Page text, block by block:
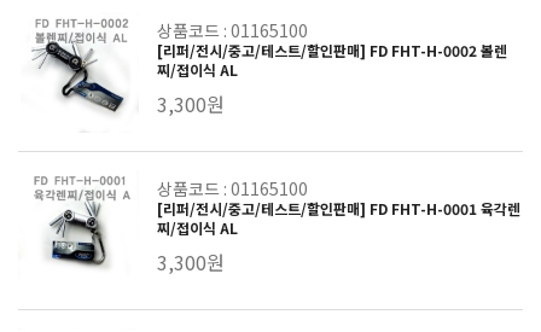
상품코드 : 01165100
[리퍼/전시/중고/테스트/할인판매] FD FHT-H-0002 볼렌
찌/접이식 AL
3,300원
상품코드 : 01165100
[리퍼/전시/중고/테스트/할인판매] FD FHT-H-0001 육각렌
찌/접이식 AL
3,300원